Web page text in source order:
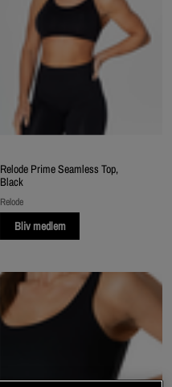
Relode Prime Seamless Top,
Black
Relode
Bliv medlem